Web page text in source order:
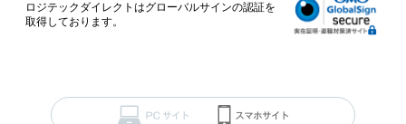
ロジテックダイレクトはグローバルサインの認証を
取得しております。